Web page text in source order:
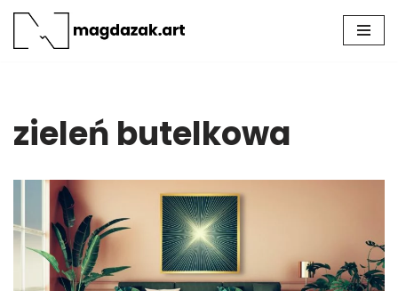
Przejdź
zieleń butelkowa